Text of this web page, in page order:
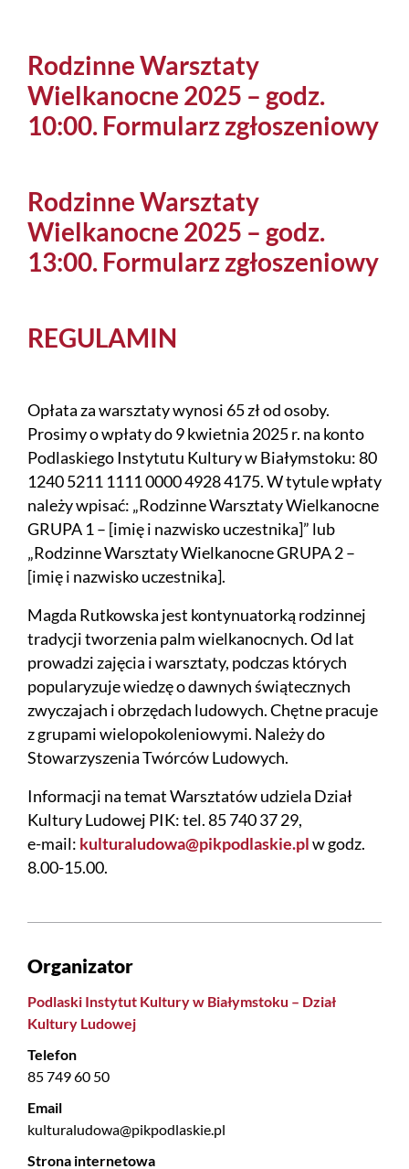
Rodzinne Warsztaty
Wielkanocne 2025 – godz.
10:00. Formularz zgłoszeniowy
Rodzinne Warsztaty
Wielkanocne 2025 – godz.
13:00. Formularz zgłoszeniowy
REGULAMIN
Opłata za warsztaty wynosi 65 zł od osoby.
Prosimy o wpłaty do 9 kwietnia 2025 r. na konto
Podlaskiego Instytutu Kultury w Białymstoku: 80
1240 5211 1111 0000 4928 4175. W tytule wpłaty
należy wpisać: „Rodzinne Warsztaty Wielkanocne
GRUPA 1 – [imię i nazwisko uczestnika]” lub
„Rodzinne Warsztaty Wielkanocne GRUPA 2 –
[imię i nazwisko uczestnika].
Magda Rutkowska jest kontynuatorką rodzinnej
tradycji tworzenia palm wielkanocnych. Od lat
prowadzi zajęcia i warsztaty, podczas których
popularyzuje wiedzę o dawnych świątecznych
zwyczajach i obrzędach ludowych. Chętne pracuje
z grupami wielopokoleniowymi. Należy do
Stowarzyszenia Twórców Ludowych.
Informacji na temat Warsztatów udziela Dział
Kultury Ludowej PIK: tel. 85 740 37 29,
e-mail: kulturaludowa@pikpodlaskie.plw godz.
8.00-15.00.
Organizator
Podlaski Instytut Kultury w Białymstoku – Dział
Kultury Ludowej
Telefon
85 749 60 50
Email
kulturaludowa@pikpodlaskie.pl
Strona internetowa